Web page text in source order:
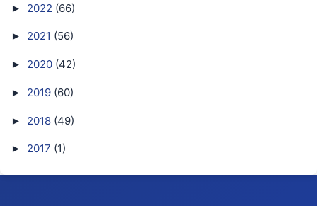
► 2022 (66)
► 2021 (56)
► 2020 (42)
► 2019 (60)
► 2018 (49)
► 2017 (1)